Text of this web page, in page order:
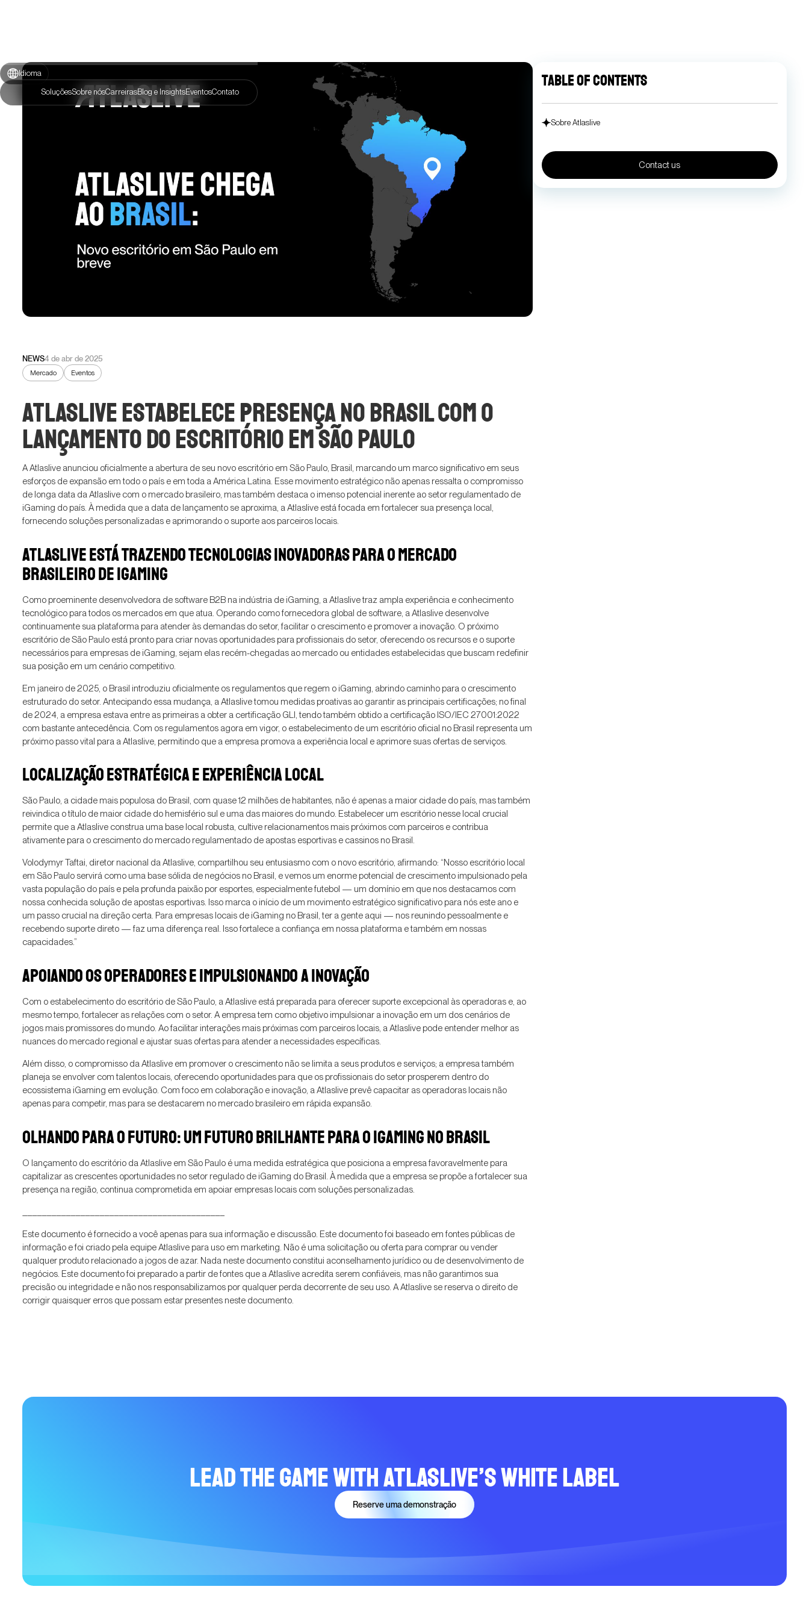
SoluçõesSobre nósCarreirasBlog e InsightsEventosContato
Idioma
NEWS4 de abr de 2025
Mercado Eventos
Atlaslive estabelece presença no Brasil com o
lançamento do escritório em São Paulo
A Atlaslive anunciou oficialmente a abertura de seu novo escritório em São Paulo, Brasil, marcando um marco significativo em seus
esforços de expansão em todo o país e em toda a América Latina. Esse movimento estratégico não apenas ressalta o compromisso
de longa data da Atlaslive com o mercado brasileiro, mas também destaca o imenso potencial inerente ao setor regulamentado de
iGaming do país. À medida que a data de lançamento se aproxima, a Atlaslive está focada em fortalecer sua presença local,
fornecendo soluções personalizadas e aprimorando o suporte aos parceiros locais.
ATLASLIVE ESTÁ TRAZENDO TECNOLOGIAS INOVADORAS PARA O MERCADO
BRASILEIRO DE IGAMING
Como proeminente desenvolvedora de software B2B na indústria de iGaming, a Atlaslive traz ampla experiência e conhecimento
tecnológico para todos os mercados em que atua. Operando como fornecedora global de software, a Atlaslive desenvolve
continuamente sua plataforma para atender às demandas do setor, facilitar o crescimento e promover a inovação. O próximo
escritório de São Paulo está pronto para criar novas oportunidades para profissionais do setor, oferecendo os recursos e o suporte
necessários para empresas de iGaming, sejam elas recém-chegadas ao mercado ou entidades estabelecidas que buscam redefinir
sua posição em um cenário competitivo.
Em janeiro de 2025, o Brasil introduziu oficialmente os regulamentos que regem o iGaming, abrindo caminho para o crescimento
estruturado do setor. Antecipando essa mudança, a Atlaslive tomou medidas proativas ao garantir as principais certificações; no final
de 2024, a empresa estava entre as primeiras a obter a certificação GLI, tendo também obtido a certificação ISO/IEC 27001:2022
com bastante antecedência. Com os regulamentos agora em vigor, o estabelecimento de um escritório oficial no Brasil representa um
próximo passo vital para a Atlaslive, permitindo que a empresa promova a experiência local e aprimore suas ofertas de serviços.
LOCALIZAÇÃO ESTRATÉGICA E EXPERIÊNCIA LOCAL
São Paulo, a cidade mais populosa do Brasil, com quase 12 milhões de habitantes, não é apenas a maior cidade do país, mas também
reivindica o título de maior cidade do hemisfério sul e uma das maiores do mundo. Estabelecer um escritório nesse local crucial
permite que a Atlaslive construa uma base local robusta, cultive relacionamentos mais próximos com parceiros e contribua
ativamente para o crescimento do mercado regulamentado de apostas esportivas e cassinos no Brasil.
Volodymyr Taftai, diretor nacional da Atlaslive, compartilhou seu entusiasmo com o novo escritório, afirmando: “Nosso escritório local
em São Paulo servirá como uma base sólida de negócios no Brasil, e vemos um enorme potencial de crescimento impulsionado pela
vasta população do país e pela profunda paixão por esportes, especialmente futebol — um domínio em que nos destacamos com
nossa conhecida solução de apostas esportivas. Isso marca o início de um movimento estratégico significativo para nós este ano e
um passo crucial na direção certa. Para empresas locais de iGaming no Brasil, ter a gente aqui — nos reunindo pessoalmente e
recebendo suporte direto — faz uma diferença real. Isso fortalece a confiança em nossa plataforma e também em nossas
capacidades.”
APOIANDO OS OPERADORES E IMPULSIONANDO A INOVAÇÃO
Com o estabelecimento do escritório de São Paulo, a Atlaslive está preparada para oferecer suporte excepcional às operadoras e, ao
mesmo tempo, fortalecer as relações com o setor. A empresa tem como objetivo impulsionar a inovação em um dos cenários de
jogos mais promissores do mundo. Ao facilitar interações mais próximas com parceiros locais, a Atlaslive pode entender melhor as
nuances do mercado regional e ajustar suas ofertas para atender a necessidades específicas.
Além disso, o compromisso da Atlaslive em promover o crescimento não se limita a seus produtos e serviços; a empresa também
planeja se envolver com talentos locais, oferecendo oportunidades para que os profissionais do setor prosperem dentro do
ecossistema iGaming em evolução. Com foco em colaboração e inovação, a Atlaslive prevê capacitar as operadoras locais não
apenas para competir, mas para se destacarem no mercado brasileiro em rápida expansão.
OLHANDO PARA O FUTURO: UM FUTURO BRILHANTE PARA O IGAMING NO BRASIL
O lançamento do escritório da Atlaslive em São Paulo é uma medida estratégica que posiciona a empresa favoravelmente para
capitalizar as crescentes oportunidades no setor regulado de iGaming do Brasil. À medida que a empresa se propõe a fortalecer sua
presença na região, continua comprometida em apoiar empresas locais com soluções personalizadas.
Este documento é fornecido a você apenas para sua informação e discussão. Este documento foi baseado em fontes públicas de
informação e foi criado pela equipe Atlaslive para uso em marketing. Não é uma solicitação ou oferta para comprar ou vender
qualquer produto relacionado a jogos de azar. Nada neste documento constitui aconselhamento jurídico ou de desenvolvimento de
negócios. Este documento foi preparado a partir de fontes que a Atlaslive acredita serem confiáveis, mas não garantimos sua
precisão ou integridade e não nos responsabilizamos por qualquer perda decorrente de seu uso. A Atlaslive se reserva o direito de
corrigir quaisquer erros que possam estar presentes neste documento.
Table of contents
Sobre Atlaslive
Contact us
Lead the Game with Atlaslive’s White Label
Reserve uma demonstração